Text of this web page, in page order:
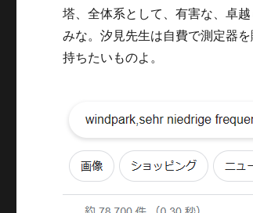
塔、全体系として、有害な、卓
みな。汐見先生は自費で測定器
持ちたいものよ。